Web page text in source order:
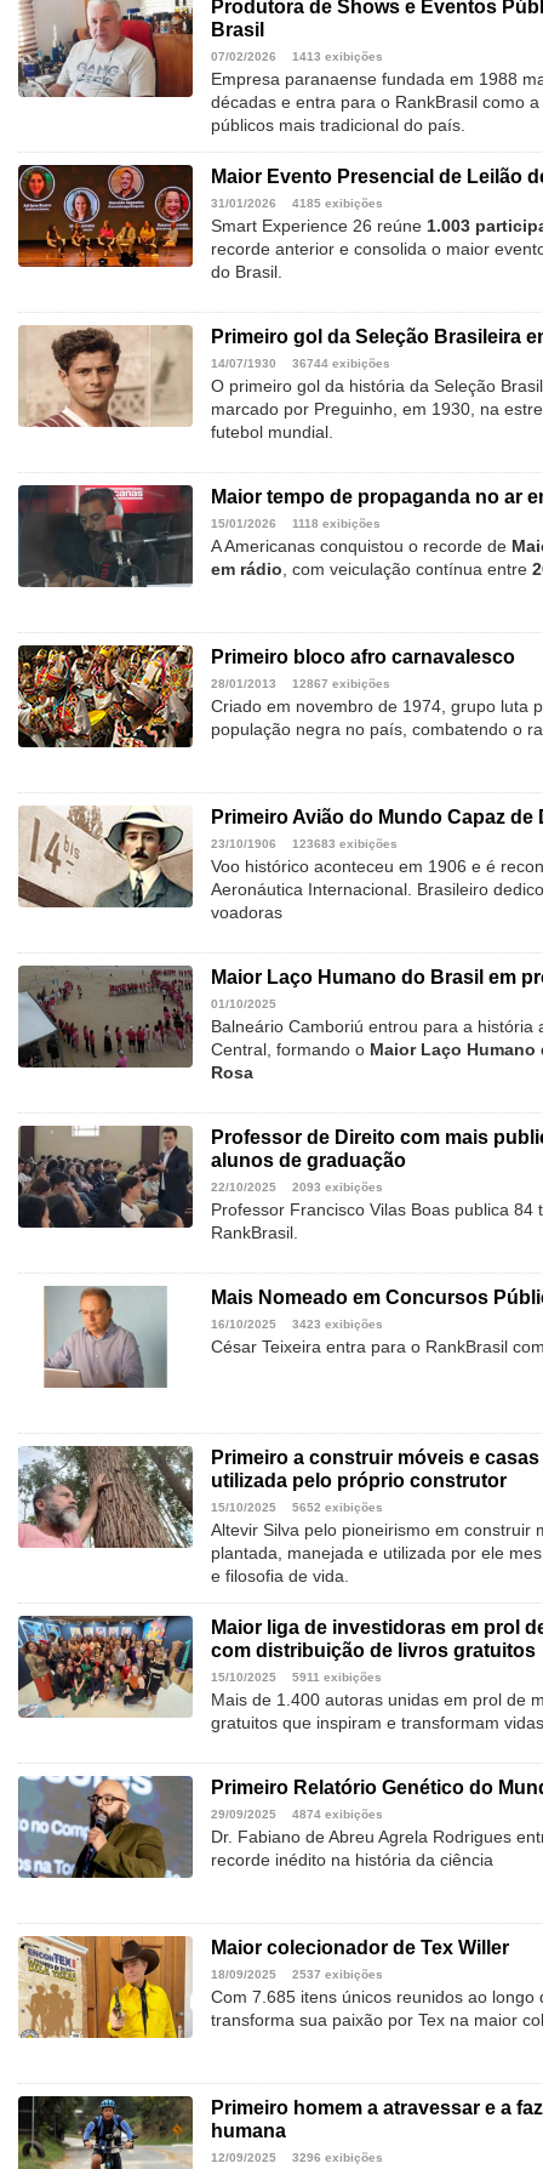
Produtora de Shows e Eventos
Brasil
07/02/2026 1413 exibições
Empresa paranaense fundada em 1988
décadas e entra para o RankBrasil como
públicos mais tradicional do país.
Maior Evento Presencial de Leilão
31/01/2026 4185 exibições
Smart Experience 26 reúne 1.003
recorde anterior e consolida o maior
do Brasil.
Primeiro gol da Seleção Brasileira
14/07/1930 36744 exibições
O primeiro gol da história da Seleção
marcado por Preguinho, em 1930, na
futebol mundial.
Maior tempo de propaganda no ar
15/01/2026 1118 exibições
A Americanas conquistou o recorde de
em rádio, com veiculação contínua entre
Primeiro bloco afro carnavalesco
28/01/2013 12867 exibições
Criado em novembro de 1974, grupo luta
população negra no país, combatendo o
Primeiro Avião do Mundo Capaz
23/10/1906 123683 exibições
Voo histórico aconteceu em 1906 e é
Aeronáutica Internacional. Brasileiro
voadoras
Maior Laço Humano do Brasil em
01/10/2025
Balneário Camboriú entrou para a história
Central, formando o Maior Laço Humano
Rosa
Professor de Direito com mais
alunos de graduação
22/10/2025 2093 exibições
Professor Francisco Vilas Boas publica
RankBrasil.
Mais Nomeado em Concursos
16/10/2025 3423 exibições
César Teixeira entra para o RankBrasil
Primeiro a construir móveis e
utilizada pelo próprio construtor
15/10/2025 5652 exibições
Altevir Silva pelo pioneirismo em construir
plantada, manejada e utilizada por ele
e filosofia de vida.
Maior liga de investidoras em prol
com distribuição de livros gratuitos
15/10/2025 5911 exibições
Mais de 1.400 autoras unidas em prol de
gratuitos que inspiram e transformam
Primeiro Relatório Genético do
29/09/2025 4874 exibições
Dr. Fabiano de Abreu Agrela Rodrigues
recorde inédito na história da ciência
Maior colecionador de Tex Willer
18/09/2025 2537 exibições
Com 7.685 itens únicos reunidos ao longo
transforma sua paixão por Tex na maior
Primeiro homem a atravessar e a
humana
12/09/2025 3296 exibições